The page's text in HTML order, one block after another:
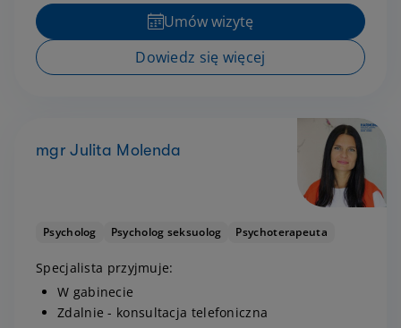
Umów wizytę
Dowiedz się więcej
mgr Julita Molenda
Psycholog Psycholog seksuolog Psychoterapeuta
Specjalista przyjmuje:
W gabinecie
Zdalnie - konsultacja telefoniczna